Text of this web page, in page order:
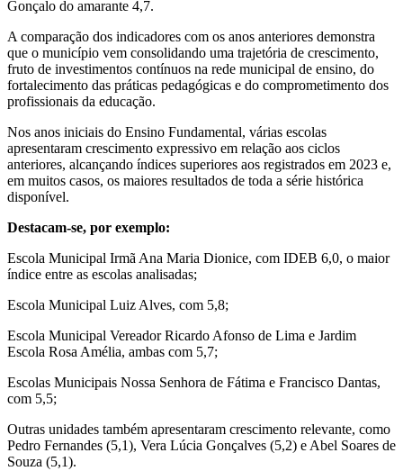
Gonçalo do amarante 4,7.
A comparação dos indicadores com os anos anteriores demonstra
que o município vem consolidando uma trajetória de crescimento,
fruto de investimentos contínuos na rede municipal de ensino, do
fortalecimento das práticas pedagógicas e do comprometimento dos
profissionais da educação.
Nos anos iniciais do Ensino Fundamental, várias escolas
apresentaram crescimento expressivo em relação aos ciclos
anteriores, alcançando índices superiores aos registrados em 2023 e,
em muitos casos, os maiores resultados de toda a série histórica
disponível.
Destacam-se, por exemplo:
Escola Municipal Irmã Ana Maria Dionice, com IDEB 6,0, o maior
índice entre as escolas analisadas;
Escola Municipal Luiz Alves, com 5,8;
Escola Municipal Vereador Ricardo Afonso de Lima e Jardim
Escola Rosa Amélia, ambas com 5,7;
Escolas Municipais Nossa Senhora de Fátima e Francisco Dantas,
com 5,5;
Outras unidades também apresentaram crescimento relevante, como
Pedro Fernandes (5,1), Vera Lúcia Gonçalves (5,2) e Abel Soares de
Souza (5,1).